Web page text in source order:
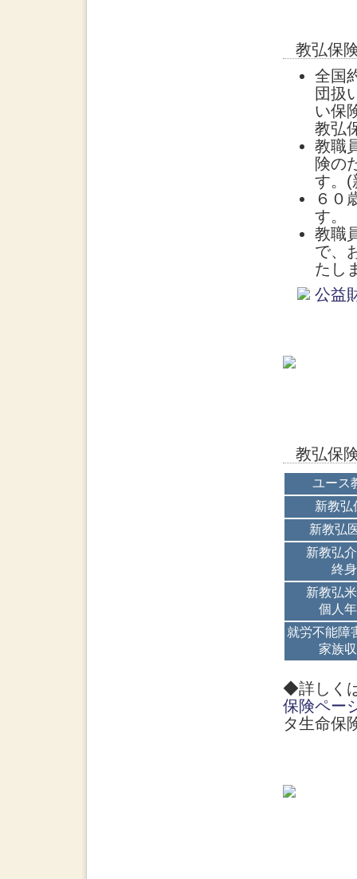
教弘保
全国
団扱
い保
教弘
教職
険の
す。(
６０
す。
教職
で、
たし
公益
教弘保
ユース
新教弘
新教弘
新教弘
終
新教弘
個人
就労不能障
家族
◆詳しく
保険ペー
タ生命保